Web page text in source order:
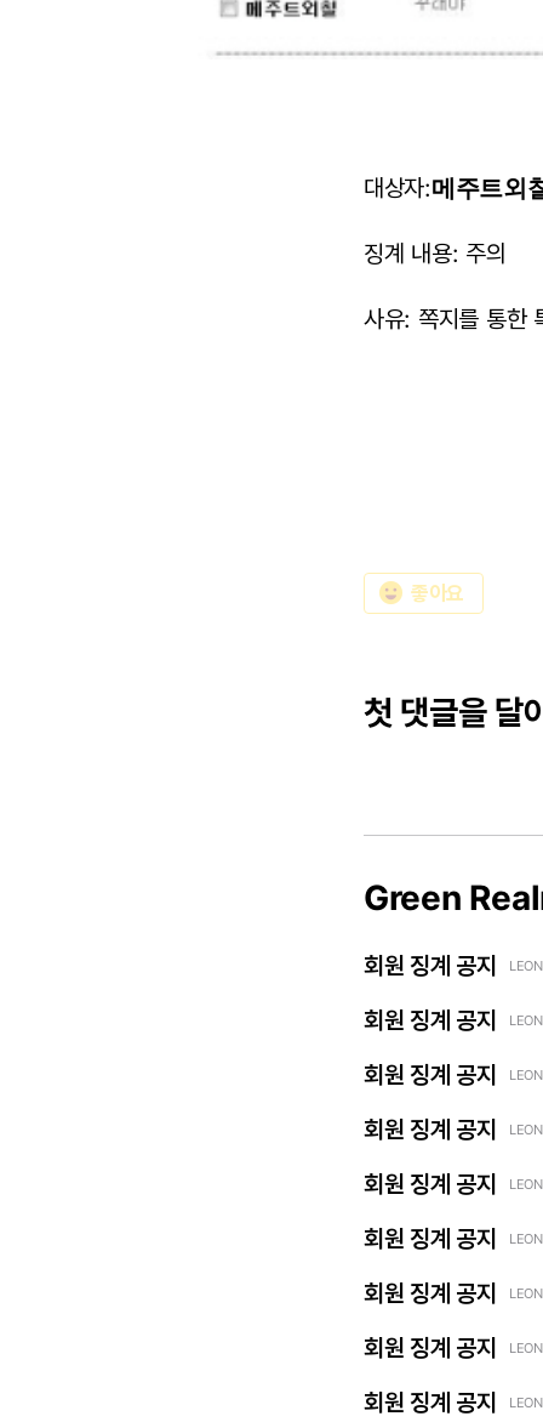
대상자:메주트외
징계 내용: 주의
사유: 쪽지를 통한
emoji_emotions 좋아요
첫 댓글을 달
Green
회원 징계 공지
회원 징계 공지
회원 징계 공지
회원 징계 공지
회원 징계 공지
회원 징계 공지
회원 징계 공지
회원 징계 공지
회원 징계 공지